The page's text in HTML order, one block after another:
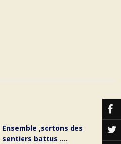
Ensemble ,sortons des
sentiers battus ….